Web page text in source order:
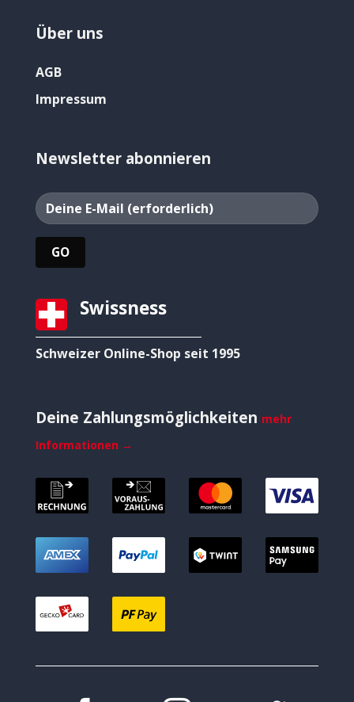
Über uns
AGB
Impressum
Newsletter abonnieren
Swissness
Schweizer Online-Shop seit 1995
Deine Zahlungsmöglichkeiten mehr
Informationen →